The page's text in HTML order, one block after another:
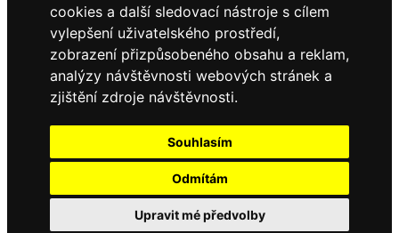
cookies a další sledovací nástroje s cílem
vylepšení uživatelského prostředí,
zobrazení přizpůsobeného obsahu a reklam,
analýzy návštěvnosti webových stránek a
zjištění zdroje návštěvnosti.
Souhlasím
Odmítám
Upravit mé předvolby